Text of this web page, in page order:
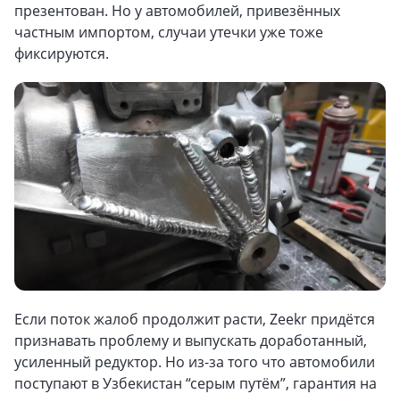
презентован. Но у автомобилей, привезённых
частным импортом, случаи утечки уже тоже
фиксируются.
Если поток жалоб продолжит расти, Zeekr придётся
признавать проблему и выпускать доработанный,
усиленный редуктор. Но из-за того что автомобили
поступают в Узбекистан “серым путём”, гарантия на